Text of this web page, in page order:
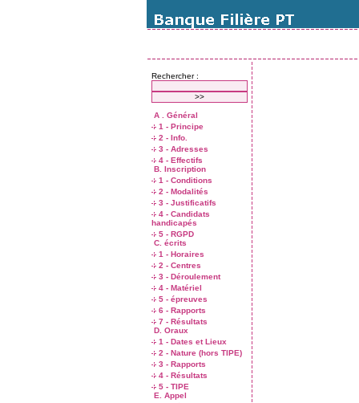
Rechercher :
A . Général
1 - Principe
2 - Info.
3 - Adresses
4 - Effectifs
B. Inscription
1 - Conditions
2 - Modalités
3 - Justificatifs
4 - Candidats
handicapés
5 - RGPD
C. écrits
1 - Horaires
2 - Centres
3 - Déroulement
4 - Matériel
5 - épreuves
6 - Rapports
7 - Résultats
D. Oraux
1 - Dates et Lieux
2 - Nature (hors TIPE)
3 - Rapports
4 - Résultats
5 - TIPE
E. Appel